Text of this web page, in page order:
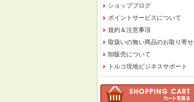
ショップブログ
ポイントサービスについて
規約＆注意事項
取扱いの無い商品のお取り寄せ
卸販売について
トルコ現地ビジネスサポート